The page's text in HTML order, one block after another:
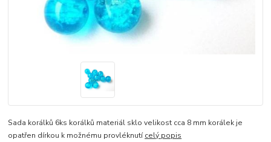
Sada korálků 6ks korálků materiál sklo velikost cca 8 mm korálek je
opatřen dírkou k možnému provléknutícelý popis